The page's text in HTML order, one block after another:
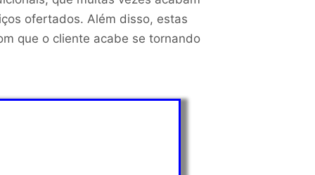
ofertados. Além disso, estas
que o cliente acabe se tornando